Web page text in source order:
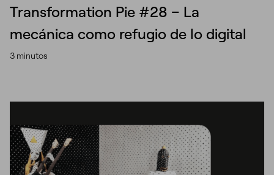
Transformation Pie #28 – La
mecánica como refugio de lo digital
3 minutos